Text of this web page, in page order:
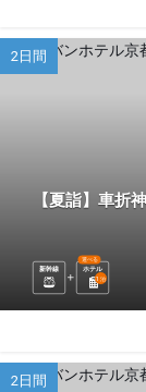
2日間
【夏詣】車
新幹線 ホテル
選べる
1 泊
2日間